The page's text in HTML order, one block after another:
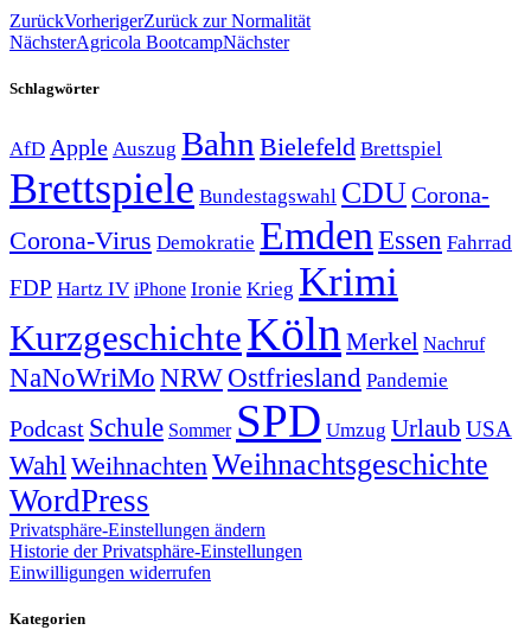
ZurückVorherigerZurück zur Normalität
NächsterAgricola BootcampNächster
Schlagwörter
AfD Apple Auszug Bahn Bielefeld Brettspiel
Brettspiele Bundestagswahl CDUCorona-
Corona-Virus Demokratie Emden Essen Fahrrad
FDP Hartz IV iPhone Ironie Krieg Krimi
KurzgeschichteKölnMerkel Nachruf
NaNoWriMo NRWOstfriesland Pandemie
Podcast Schule Sommer SPD Umzug Urlaub USA
Wahl WeihnachtenWeihnachtsgeschichte
WordPress
Privatsphäre-Einstellungen ändern
Historie der Privatsphäre-Einstellungen
Einwilligungen widerrufen
Kategorien